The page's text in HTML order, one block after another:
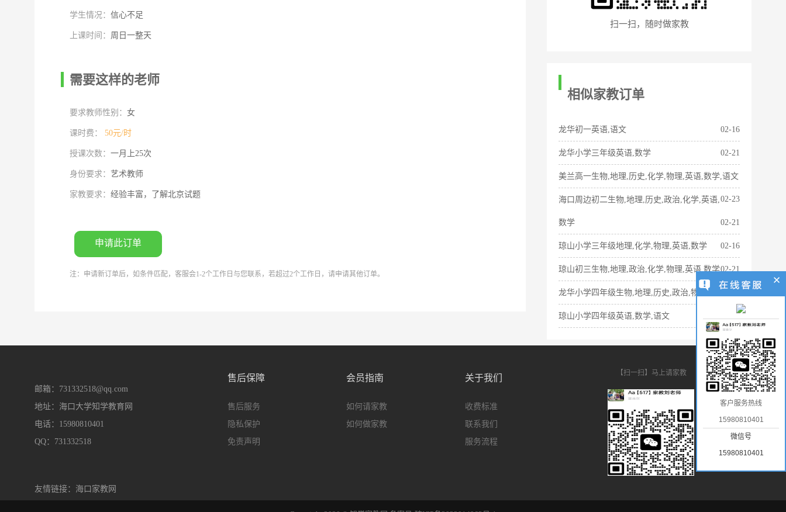
学生情况： 信心不足
上课时间： 周日一整天
需要这样的老师
要求教师性别： 女
课时费： 50元/时
授课次数： 一月上25次
身份要求： 艺术教师
家教要求： 经验丰富，了解北京试题
申请此订单
注：申请新订单后，如条件匹配，客服会1-2个工作日与您联系，若超过2个工作日，请申请其他订单。
扫一扫，随时做家教
相似家教订单
龙华初一英语,语文 02-16
龙华小学三年级英语,数学 02-21
美兰高一生物,地理,历史,化学,物理,英语,数学,语文
02-23
海口周边初二生物,地理,历史,政治,化学,英语,
数学 02-21
琼山小学三年级地理,化学,物理,英语,数学 02-16
琼山初三生物,地理,政治,化学,物理,英语,数学02-21
龙华小学四年级生物,地理,历史,政治,物理,数学
02-20
琼山小学四年级英语,数学,语文
邮箱：731332518@qq.com
地址：海口大学知学教育网
电话：15980810401
QQ：731332518
售后保障
售后服务
隐私保护
免责声明
会员指南
如何请家教
如何做家教
关于我们
收费标准
联系我们
服务流程
【扫一扫】马上请家教
友情链接： 海口家教网
客户服务热线
15980810401
微信号
15980810401